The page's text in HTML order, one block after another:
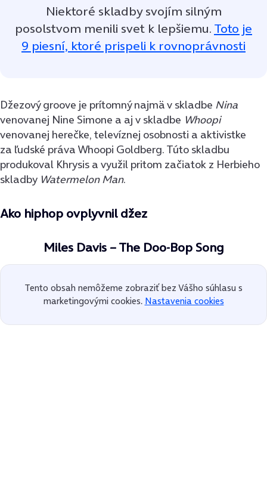
Niektoré skladby svojím silným
posolstvom menili svet k lepšiemu. Toto je
9 piesní, ktoré prispeli k rovnoprávnosti
Džezový groove je prítomný najmä v skladbe Nina
venovanej Nine Simone a aj v skladbe Whoopi
venovanej herečke, televíznej osobnosti a aktivistke
za ľudské práva Whoopi Goldberg. Túto skladbu
produkoval Khrysis a využil pritom začiatok z Herbieho
skladby Watermelon Man.
Ako hiphop ovplyvnil džez
Miles Davis – The Doo-Bop Song
Tento obsah nemôžeme zobraziť bez Vášho súhlasu s
marketingovými cookies. Nastavenia cookies